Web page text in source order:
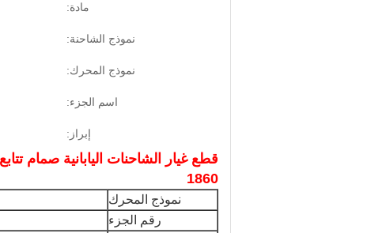
مادة:
نموذج الشاحنة:
نموذج المحرك:
اسم الجزء:
إبراز:
1860
نموذج المحرك
رقم الجزء